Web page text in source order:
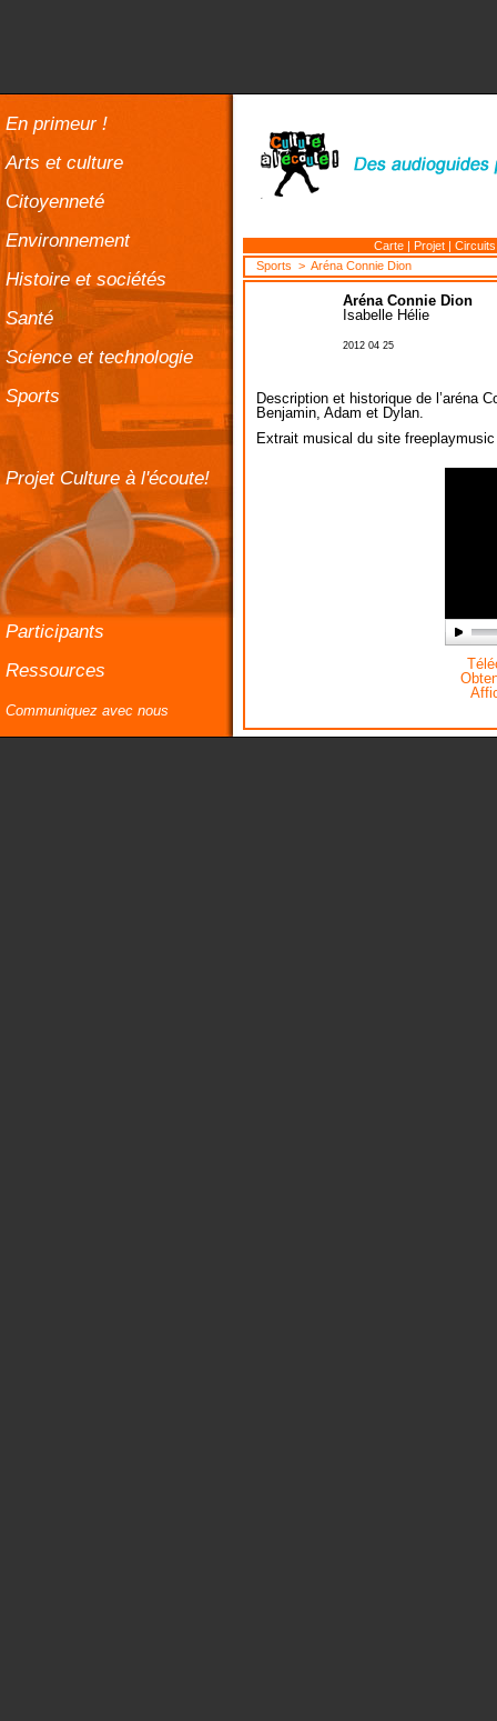
En primeur !
Arts et culture
Citoyenneté
Environnement
Histoire et sociétés
Santé
Science et technologie
Sports
Projet Culture à l'écoute!
Participants
Ressources
Communiquez avec nous
Carte | Projet |
Sports > Aréna Connie Dion
Aréna Connie Dion
Isabelle Hélie
2012 04 25
Description et historique de l’aréna
Benjamin, Adam et Dylan.
Extrait musical du site freeplaymusic